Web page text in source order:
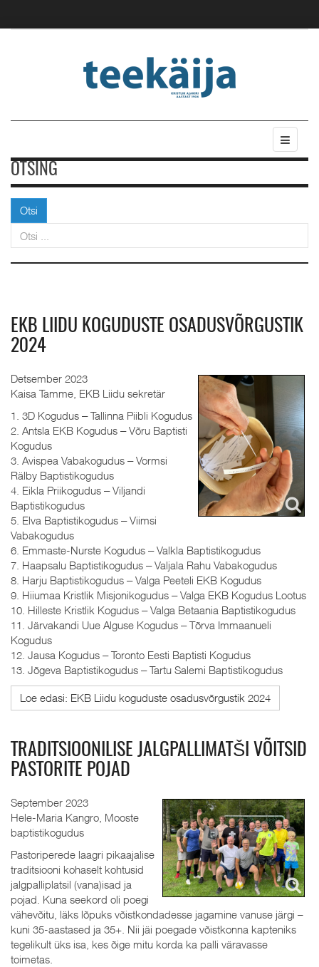
OTSING
Otsi
EKB LIIDU KOGUDUSTE OSADUSVÕRGUSTIK
2024
Detsember 2023
Kaisa Tamme, EKB Liidu sekretär
1. 3D Kogudus ‒ Tallinna Piibli Kogudus
2. Antsla EKB Kogudus ‒ Võru Baptisti
Kogudus
3. Avispea Vabakogudus ‒ Vormsi
Rälby Baptistikogudus
4. Eikla Priikogudus ‒ Viljandi
Baptistikogudus
5. Elva Baptistikogudus ‒ Viimsi
Vabakogudus
6. Emmaste-Nurste Kogudus ‒ Valkla Baptistikogudus
7. Haapsalu Baptistikogudus ‒ Valjala Rahu Vabakogudus
8. Harju Baptistikogudus ‒ Valga Peeteli EKB Kogudus
9. Hiiumaa Kristlik Misjonikogudus ‒ Valga EKB Kogudus Lootus
10. Hilleste Kristlik Kogudus ‒ Valga Betaania Baptistikogudus
11. Järvakandi Uue Alguse Kogudus ‒ Tõrva Immaanueli
Kogudus
12. Jausa Kogudus ‒ Toronto Eesti Baptisti Kogudus
13. Jõgeva Baptistikogudus ‒ Tartu Salemi Baptistikogudus
Loe edasi: EKB Liidu koguduste osadusvõrgustik 2024
TRADITSIOONILISE JALGPALLIMATŠI VÕITSID
PASTORITE POJAD
September 2023
Hele-Maria Kangro, Mooste
baptistikogudus
Pastoriperede laagri pikaajalise
traditsiooni kohaselt kohtusid
jalgpalliplatsil (vana)isad ja
pojad. Kuna seekord oli poegi
vähevõitu, läks lõpuks võistkondadesse jagamine vanuse järgi –
kuni 35-aastased ja 35+. Nii jäi poegade võistkonna kapteniks
tegelikult üks isa, kes õige mitu korda ka palli väravasse
toimetas.